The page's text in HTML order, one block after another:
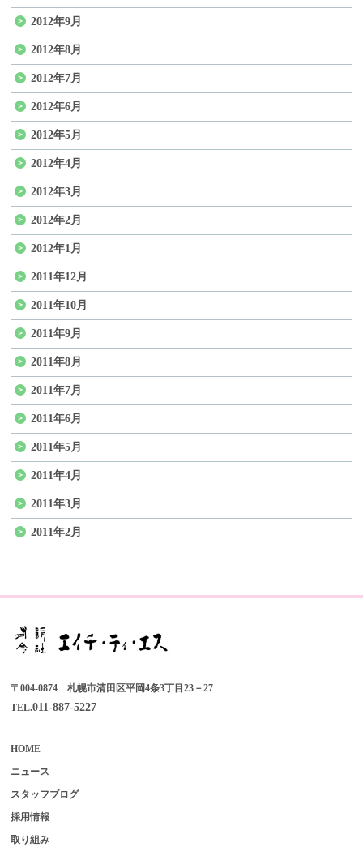
2012年9月
2012年8月
2012年7月
2012年6月
2012年5月
2012年4月
2012年3月
2012年2月
2012年1月
2011年12月
2011年10月
2011年9月
2011年8月
2011年7月
2011年6月
2011年5月
2011年4月
2011年3月
2011年2月
〒004-0874 札幌市清田区平岡4条3丁目23－27
TEL.011-887-5227
HOME
ニュース
スタッフブログ
採用情報
取り組み